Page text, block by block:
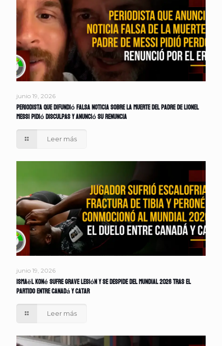
junio 19, 2026
Periodista que difundió falsa noticia sobre la muerte del padre de Lionel
Messi pidió disculpas y anunció su renuncia
Leer más
junio 19, 2026
Ismaël Koné sufre grave lesión y se despide del Mundial 2026 tras el
partido entre Canadá y Catar
Leer más